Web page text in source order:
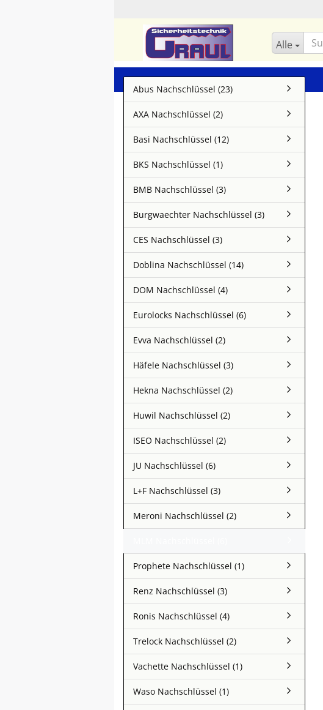
Alle
Abus Nachschlüssel (23)
AXA Nachschlüssel (2)
Basi Nachschlüssel (12)
BKS Nachschlüssel (1)
BMB Nachschlüssel (3)
Burgwaechter Nachschlüssel (3)
CES Nachschlüssel (3)
Doblina Nachschlüssel (14)
DOM Nachschlüssel (4)
Eurolocks Nachschlüssel (6)
Evva Nachschlüssel (2)
Häfele Nachschlüssel (3)
Hekna Nachschlüssel (2)
Huwil Nachschlüssel (2)
ISEO Nachschlüssel (2)
JU Nachschlüssel (6)
L+F Nachschlüssel (3)
Meroni Nachschlüssel (2)
Prophete Nachschlüssel (1)
Renz Nachschlüssel (3)
Ronis Nachschlüssel (4)
Trelock Nachschlüssel (2)
Vachette Nachschlüssel (1)
Waso Nachschlüssel (1)